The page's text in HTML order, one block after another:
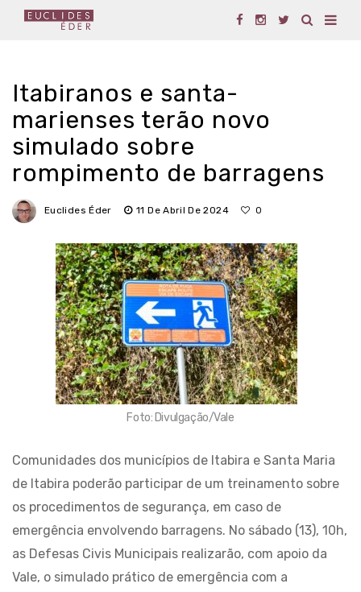
Itabiranos e santa-
marienses terão novo
simulado sobre
rompimento de barragens
Euclides Éder 11 De Abril De 2024 0
Foto: Divulgação/Vale
Comunidades dos municípios de Itabira e Santa Maria
de Itabira poderão participar de um treinamento sobre
os procedimentos de segurança, em caso de
emergência envolvendo barragens. No sábado (13), 10h,
as Defesas Civis Municipais realizarão, com apoio da
Vale, o simulado prático de emergência com a